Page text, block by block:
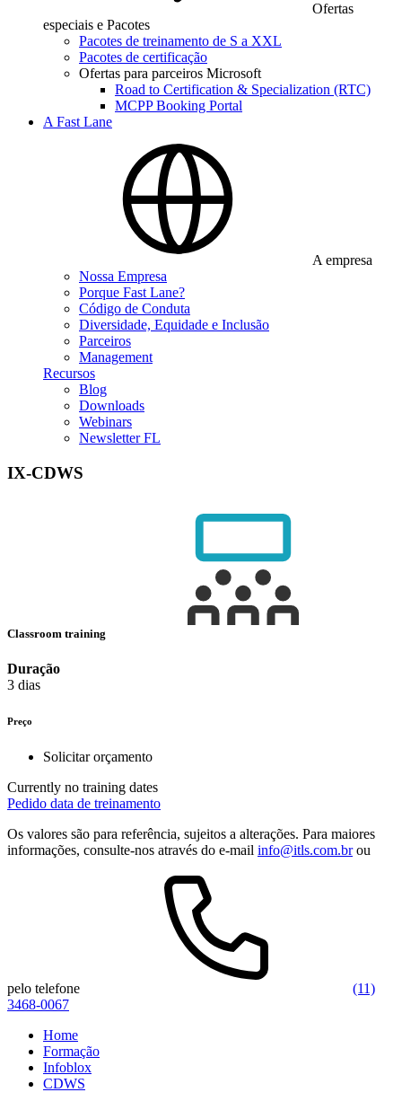
Ofertas
especiais e Pacotes
Pacotes de treinamento de S a XXL
Pacotes de certificação
Ofertas para parceiros Microsoft
Road to Certification & Specialization (RTC)
MCPP Booking Portal
A Fast Lane
A empresa
Nossa Empresa
Porque Fast Lane?
Código de Conduta
Diversidade, Equidade e Inclusão
Parceiros
Management
Recursos
Blog
Downloads
Webinars
Newsletter FL
IX-CDWS
Classroom training
Duração
3 dias
Preço
Solicitar orçamento
Currently no training dates
Pedido data de treinamento
Os valores são para referência, sujeitos a alterações. Para maiores
informações, consulte-nos através do e-mail info@itls.com.brou
pelo telefone
(11)
3468-0067
Home
Formação
Infoblox
CDWS